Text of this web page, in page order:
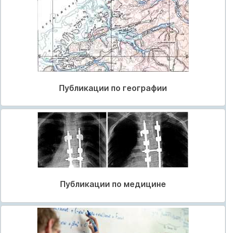
Публикации по географии
Публикации по медицине